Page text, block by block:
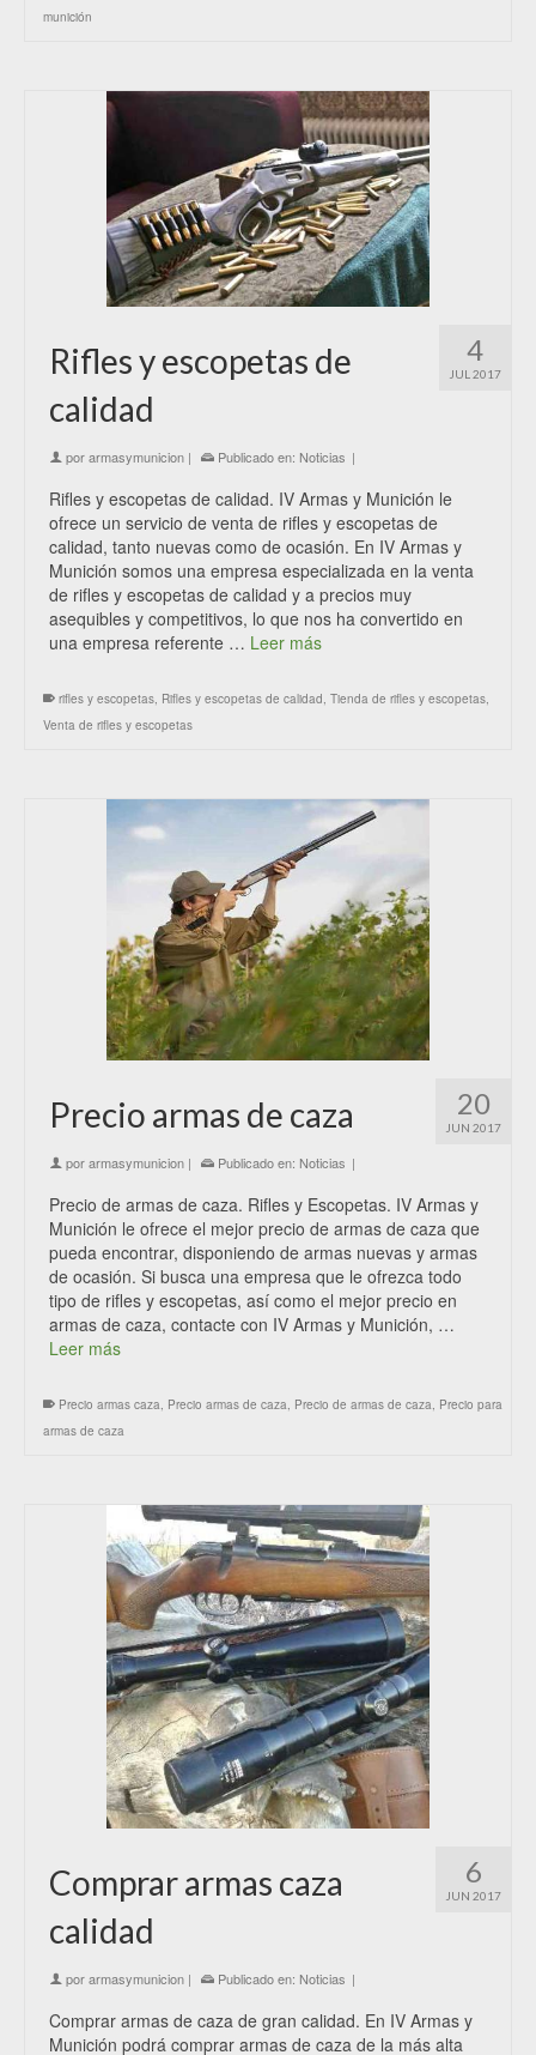
munición
4
JUL 2017
Rifles y escopetas de
calidad
porarmasymunicion | Publicado en: Noticias |
Rifles y escopetas de calidad. IV Armas y Munición le
ofrece un servicio de venta de rifles y escopetas de
calidad, tanto nuevas como de ocasión. En IV Armas y
Munición somos una empresa especializada en la venta
de rifles y escopetas de calidad y a precios muy
asequibles y competitivos, lo que nos ha convertido en
una empresa referente … Leer más
rifles y escopetas Rifles y escopetas de calidad Tienda de rifles y escopetas
Venta de rifles y escopetas
20
JUN 2017
Precio armas de caza
porarmasymunicion | Publicado en: Noticias |
Precio de armas de caza. Rifles y Escopetas. IV Armas y
Munición le ofrece el mejor precio de armas de caza que
pueda encontrar, disponiendo de armas nuevas y armas
de ocasión. Si busca una empresa que le ofrezca todo
tipo de rifles y escopetas, así como el mejor precio en
armas de caza, contacte con IV Armas y Munición, …
Leer más
Precio armas caza, Precio armas de caza, Precio de armas de caza, Precio para
armas de caza
6
JUN 2017
Comprar armas caza
calidad
porarmasymunicion | Publicado en: Noticias |
Comprar armas de caza de gran calidad. En IV Armas y
Munición podrá comprar armas de caza de la más alta